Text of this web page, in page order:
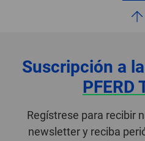
Suscripción a
PFERD
Regístrese para recibir
newsletter y reciba